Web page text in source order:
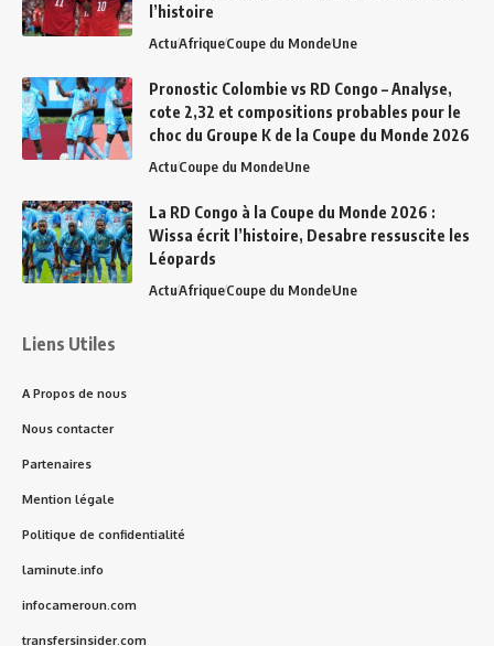
l’histoire
ActuAfriqueCoupe du MondeUne
Pronostic Colombie vs RD Congo – Analyse,
cote 2,32 et compositions probables pour le
choc du Groupe K de la Coupe du Monde 2026
ActuCoupe du MondeUne
La RD Congo à la Coupe du Monde 2026 :
Wissa écrit l’histoire, Desabre ressuscite les
Léopards
ActuAfriqueCoupe du MondeUne
Liens Utiles
A Propos de nous
Nous contacter
Partenaires
Mention légale
Politique de confidentialité
laminute.info
infocameroun.com
transfersinsider.com